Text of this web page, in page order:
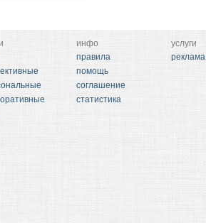
инфо
правила
помощь
соглашение
статистика
услуги
реклама